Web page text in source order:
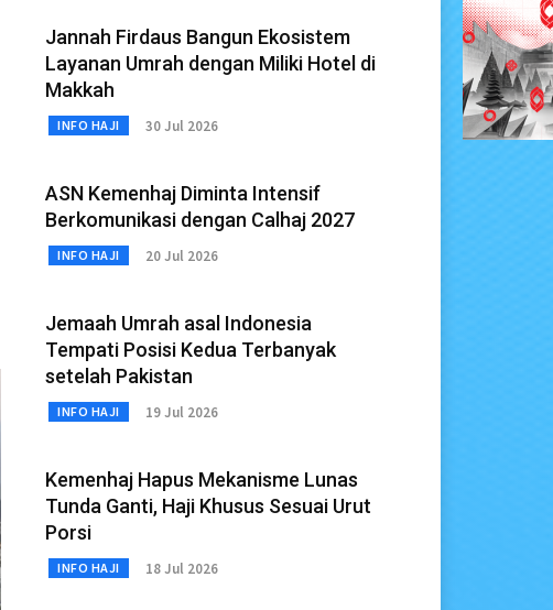
Jannah Firdaus Bangun Ekosistem
Layanan Umrah dengan Miliki Hotel di
Makkah
INFO HAJI 30 Jul 2026
ASN Kemenhaj Diminta Intensif
Berkomunikasi dengan Calhaj 2027
INFO HAJI 20 Jul 2026
Jemaah Umrah asal Indonesia
Tempati Posisi Kedua Terbanyak
setelah Pakistan
INFO HAJI 19 Jul 2026
Kemenhaj Hapus Mekanisme Lunas
Tunda Ganti, Haji Khusus Sesuai Urut
Porsi
INFO HAJI 18 Jul 2026